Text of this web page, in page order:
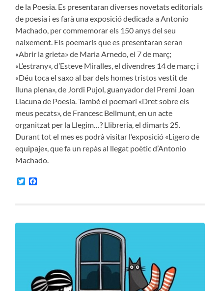
de la Poesia. Es presentaran diverses novetats editorials
de poesia i es farà una exposició dedicada a Antonio
Machado, per commemorar els 150 anys del seu
naixement. Els poemaris que es presentaran seran
«Abrir la grieta» de Maria Arnedo, el 7 de març;
«L’estrany», d’Esteve Miralles, el divendres 14 de març; i
«Déu toca el saxo al bar dels homes tristos vestit de
lluna plena», de Jordi Pujol, guanyador del Premi Joan
Llacuna de Poesia. També el poemari «Dret sobre els
meus pecats», de Francesc Bellmunt, en un acte
organitzat per la Llegim…? Llibreria, el dimarts 25.
Durant tot el mes es podrà visitar l’exposició «Ligero de
equipaje», que fa un repàs al llegat poètic d’Antonio
Machado.
Twitter